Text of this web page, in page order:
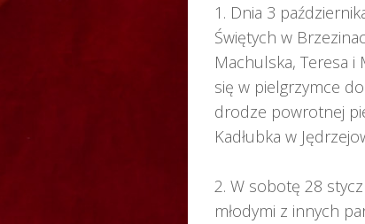
1. Dnia 3
Świętych w
Machulska, Teresa i
się w pielgrzymce
drodze powrotnej
Kadłubka w
2. W sobotę 28
młodymi z innych